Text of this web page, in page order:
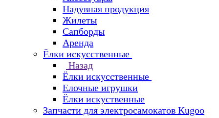
Надувная продукция
Жилеты
Сапборды
Аренда
Ёлки искусственные
Назад
Ёлки искусственные
Елочные игрушки
Ёлки искуственные
Запчасти для электросамокатов Kugoo